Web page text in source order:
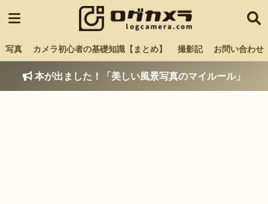
写真 カメラ初心者の基礎知識【まとめ】 撮影記 お問い合わせ
本が出ました！「美しい風景写真のマイルール」